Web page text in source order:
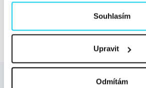
Souhlasím
Upravit
Odmítám
Číst dále »